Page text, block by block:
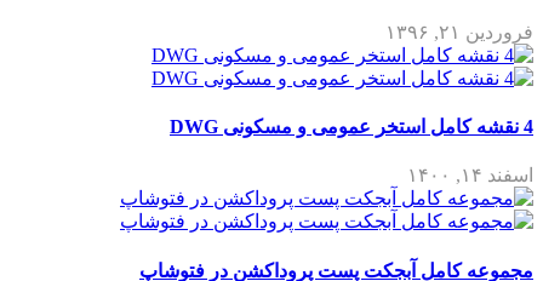
فروردین ۲۱, ۱۳۹۶
4 نقشه کامل استخر عمومی و مسکونی DWG
اسفند ۱۴, ۱۴۰۰
مجموعه کامل آبجکت پست پروداکشن در فتوشاپ